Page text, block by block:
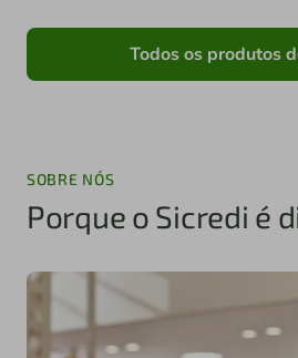
Todos os produtos
SOBRE NÓS
Porque o Sicredi é